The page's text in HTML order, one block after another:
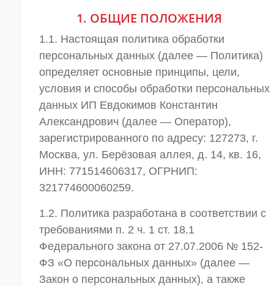
ОБОРУДОВАНИЕ
ДОСТАВКА
Войти
1. ОБЩИЕ ПОЛОЖЕНИЯ
1.1. Настоящая политика обработки
персональных данных (далее — Политика)
определяет основные принципы, цели,
условия и способы обработки персональных
данных ИП Евдокимов Константин
Александрович (далее — Оператор),
зарегистрированного по адресу: 127273, г.
Москва, ул. Берёзовая аллея, д. 14, кв. 16,
ИНН: 771514606317, ОГРНИП:
321774600060259.
1.2. Политика разработана в соответствии с
требованиями п. 2 ч. 1 ст. 18.1
Федерального закона от 27.07.2006 № 152-
ФЗ «О персональных данных» (далее —
Закон о персональных данных), а также